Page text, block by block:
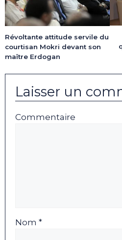
Révoltante attitude servile du
courtisan Mokri devant son
maître Erdogan
Laisser un
Commentaire
Nom *